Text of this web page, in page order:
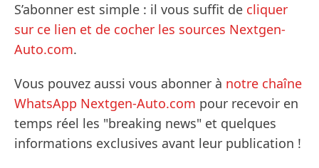
S’abonner est simple : il vous suffit de cliquer
sur ce lien et de cocher les sources Nextgen-
Auto.com.
Vous pouvez aussi vous abonner à notre chaîne
WhatsApp Nextgen-Auto.com pour recevoir en
temps réel les "breaking news" et quelques
informations exclusives avant leur publication !